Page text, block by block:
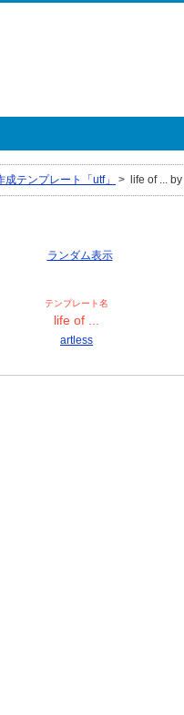
成テンプレート「utf」 > life of ...
ランダム表示
テンプレート名
life of ...
artless